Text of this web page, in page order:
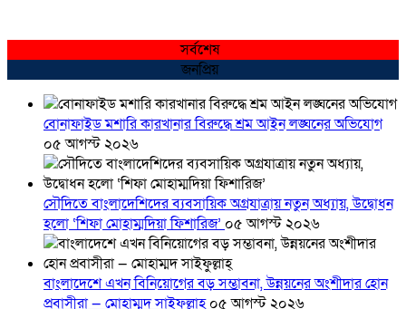
সর্বশেষ
জনপ্রিয়
বোনাফাইড মশারি কারখানার বিরুদ্ধে শ্রম আইন লঙ্ঘনের অভিযোগ
০৫ আগস্ট ২০২৬
সৌদিতে বাংলাদেশিদের ব্যবসায়িক অগ্রযাত্রায় নতুন অধ্যায়, উদ্বোধন
হলো ‘শিফা মোহাম্মদিয়া ফিশারিজ’ ০৫ আগস্ট ২০২৬
বাংলাদেশে এখন বিনিয়োগের বড় সম্ভাবনা, উন্নয়নের অংশীদার হোন
প্রবাসীরা — মোহাম্মদ সাইফুল্লাহ্০৫ আগস্ট ২০২৬